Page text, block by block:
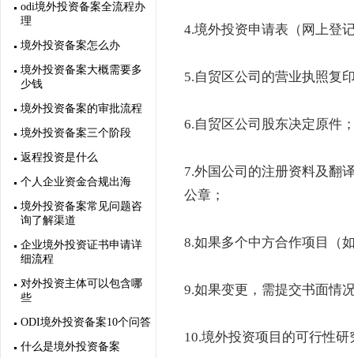
odi境外投资备案全流程办
理
境外投资备案怎么办
境外投资备案大概需要多
少钱
境外投资备案的审批流程
境外投资备案三个阶段
返程投资是什么
个人企业资金合规出海
境外投资备案常见问题咨
询了解渠道
企业境外投资证书申请详
细流程
对外投资主体可以包含哪
些
ODI境外投资备案10个问答
什么是境外投资备案
4.境外投资申请表（网上登
5.自贸区公司的营业执照复
6.自贸区公司股东决定原件
7.外国公司的注册资料及翻
公章；
8.如果多个中方合作项目（
9.如果变更，需提交书面情
10.境外投资项目的可行性